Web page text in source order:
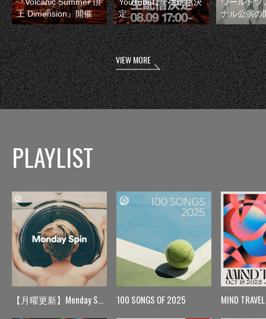
上 Dimension』開催
定
ナル公演の
VIEW MORE
PLAYLIST
【月曜更新】Monday Spin 100 SONGS OF 2025 MIND TRAVEL